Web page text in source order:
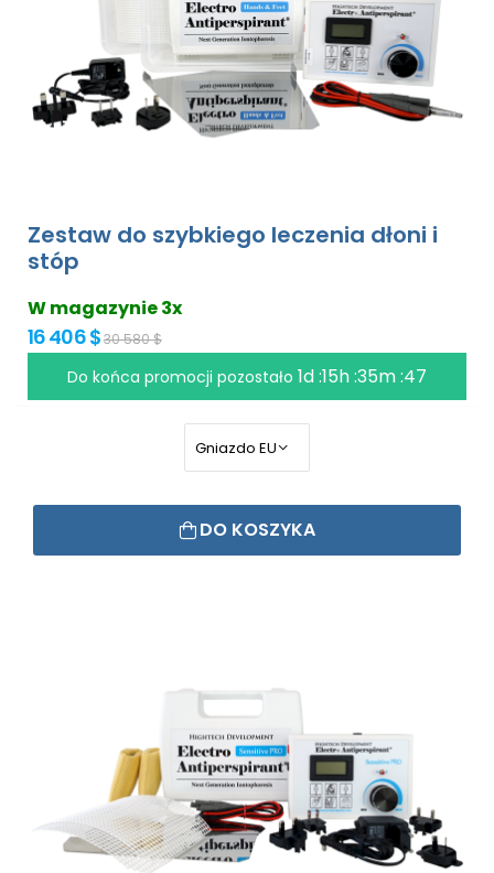
Zestaw do szybkiego leczenia dłoni i
stóp
W magazynie 3x
16 406 $30 580 $
Do końca promocji pozostało 1d :15h :35m :46
DO KOSZYKA